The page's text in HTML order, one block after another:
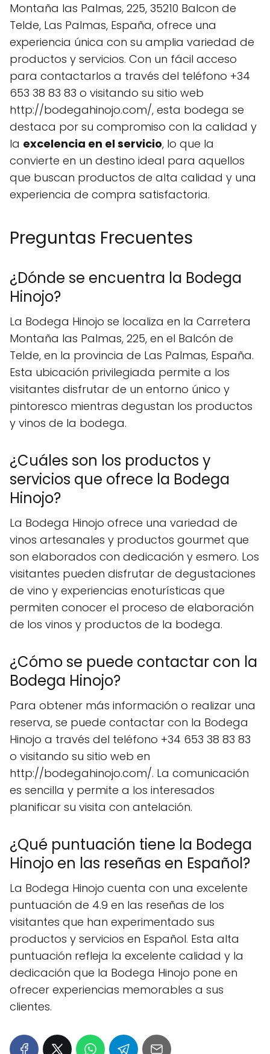
Montaña las Palmas, 225, 35210 Balcon de
Telde, Las Palmas, España, ofrece una
experiencia única con su amplia variedad de
productos y servicios. Con un fácil acceso
para contactarlos a través del teléfono +34
653 38 83 83 o visitando su sitio web
http://bodegahinojo.com/, esta bodega se
destaca por su compromiso con la calidad y
la excelencia en el servicio, lo que la
convierte en un destino ideal para aquellos
que buscan productos de alta calidad y una
experiencia de compra satisfactoria.
Preguntas Frecuentes
¿Dónde se encuentra la Bodega
Hinojo?
La Bodega Hinojo se localiza en la Carretera
Montaña las Palmas, 225, en el Balcón de
Telde, en la provincia de Las Palmas, España.
Esta ubicación privilegiada permite a los
visitantes disfrutar de un entorno único y
pintoresco mientras degustan los productos
y vinos de la bodega.
¿Cuáles son los productos y
servicios que ofrece la Bodega
Hinojo?
La Bodega Hinojo ofrece una variedad de
vinos artesanales y productos gourmet que
son elaborados con dedicación y esmero. Los
visitantes pueden disfrutar de degustaciones
de vino y experiencias enoturísticas que
permiten conocer el proceso de elaboración
de los vinos y productos de la bodega.
¿Cómo se puede contactar con la
Bodega Hinojo?
Para obtener más información o realizar una
reserva, se puede contactar con la Bodega
Hinojo a través del teléfono +34 653 38 83 83
o visitando su sitio web en
http://bodegahinojo.com/. La comunicación
es sencilla y permite a los interesados
planificar su visita con antelación.
¿Qué puntuación tiene la Bodega
Hinojo en las reseñas en Español?
La Bodega Hinojo cuenta con una excelente
puntuación de 4.9 en las reseñas de los
visitantes que han experimentado sus
productos y servicios en Español. Esta alta
puntuación refleja la excelente calidad y la
dedicación que la Bodega Hinojo pone en
ofrecer experiencias memorables a sus
clientes.